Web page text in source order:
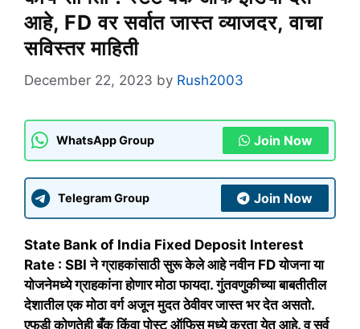
आहे, FD वर सर्वात जास्त व्याजदर, वाचा
सविस्तर माहिती
December 22, 2023 by Rush2003
WhatsApp Group Join Now
Telegram Group Join Now
State Bank of India Fixed Deposit Interest
Rate : SBI ने ग्राहकांसाठी सुरू केले आहे नवीन FD योजना या
योजनेमध्ये ग्राहकांना होणार मोठा फायदा. गुंतवणुकीच्या बाबतीतील
देशातील एक मोठा वर्ग अजून मुदत ठेवीवर जास्त भर देत असतो.
एफडी कोणतेही बँक किंवा पोस्ट ऑफिस मध्ये करता येत आहे. व सर्व